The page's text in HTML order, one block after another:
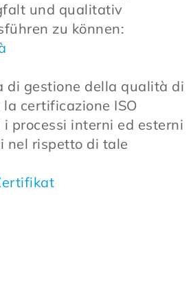
und qualitativ
zu können:
di gestione della qualità di
certificazione ISO
processi interni ed esterni
nel rispetto di tale